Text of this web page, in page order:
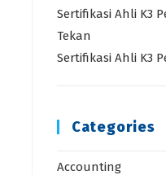
Sertifikasi Ahli K3
Tekan
Sertifikasi Ahli K3
Categories
Accounting